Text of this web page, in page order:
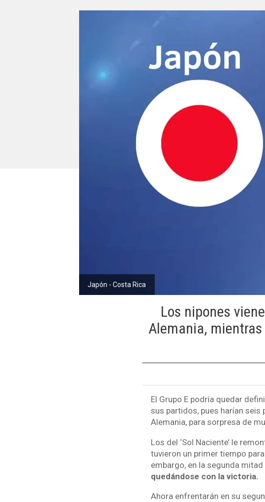
Japón - Costa Rica
Los nipones
Alemania,
El Grupo E podría quedar
sus partidos, pues harían seis
Alemania, para sorpresa de
Los del ‘Sol Naciente’ le
tuvieron un primer tiempo
embargo, en la segunda
quedándose con la victoria.
Ahora enfrentarán en su